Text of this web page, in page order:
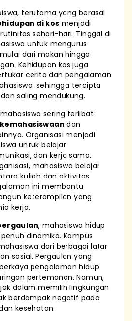
terutama yang berasal
di kos menjadi
sehari-hari. Tinggal di
untuk mengurus
dari makan hingga
Kehidupan kos juga
cerita dan pengalaman
sehingga tercipta
saling mendukung.
sering terlibat
dan
Organisasi menjadi
untuk belajar
dan kerja sama.
mahasiswa belajar
kuliah dan aktivitas
ini membantu
keterampilan yang
kerja.
, mahasiswa hidup
dinamika. Kampus
dari berbagai latar
sosial. Pergaulan yang
pengalaman hidup
pertemanan. Namun,
dalam memilih lingkungan
berdampak negatif pada
kesehatan.